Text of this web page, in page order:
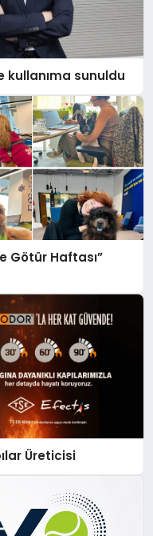
kullanıma sunuldu
Götür Haftası”
Üreticisi